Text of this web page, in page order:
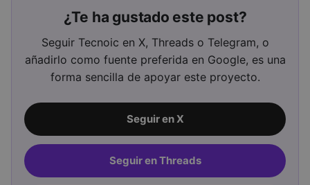
¿Te ha gustado este post?
Seguir Tecnoic en X, Threads o Telegram, o
añadirlo como fuente preferida en Google, es una
forma sencilla de apoyar este proyecto.
Seguir en X
Seguir en Threads